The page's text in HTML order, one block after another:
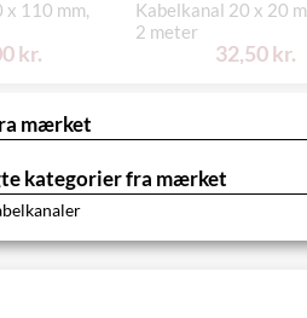
x 110 mm,
kr.
Kabelkanal 20 x 20
2 meter
32,50 kr.
mærket
kategorier fra mærket